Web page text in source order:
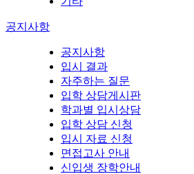
공지사항
공지사항
입시 결과
자주하는 질문
입학 상담게시판
학과별 입시상담
입학 상담 신청
입시 자료 신청
면접고사 안내
신입생 장학안내